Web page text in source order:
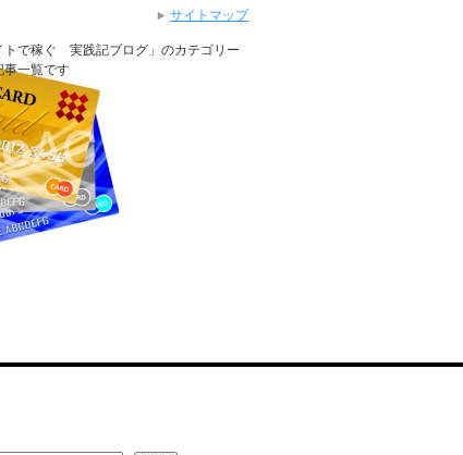
トで稼ぐ 実践記ブログ」のカテゴリー
事一覧です
サイトマップ